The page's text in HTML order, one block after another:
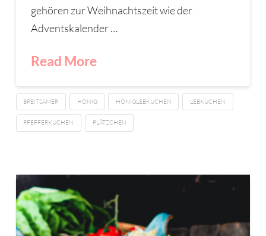
gehören zur Weihnachtszeit wie der
Adventskalender …
Read More
BREITSAMER HONIG HONIGLEBKUCHEN LEBKUCHEN
PFEFFERKUCHEN PLÄTZCHEN